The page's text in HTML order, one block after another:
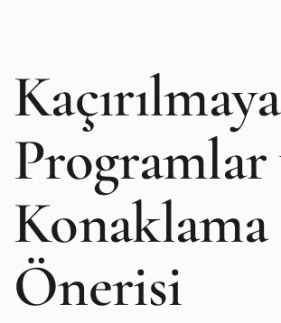
Programlar
Konaklama
Önerisi